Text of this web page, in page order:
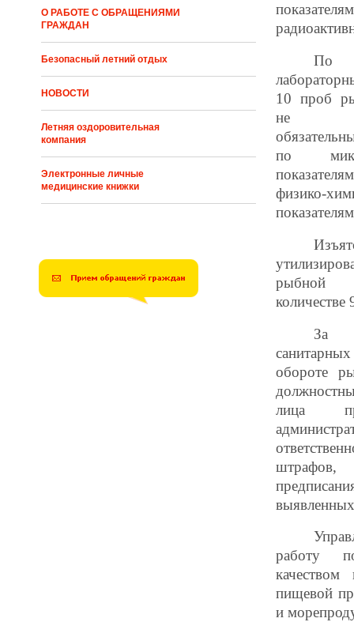
О РАБОТЕ С ОБРАЩЕНИЯМИ
ГРАЖДАН
Безопасный летний отдых
НОВОСТИ
Летняя оздоровительная
компания
Электронные личные
медицинские книжки
По
10 проб
не
по
физико-
рыбной
количестве
За
обороте
лица
работу
качеством
пищевой
и